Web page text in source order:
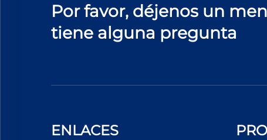
Por favor, déjenos un
tiene alguna pregunta
ENLACES